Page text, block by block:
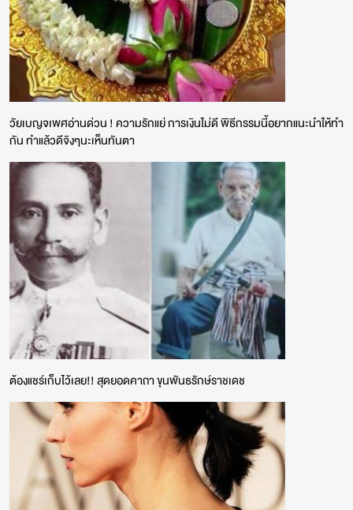
วัยเบญจเพศอ่านด่วน ! ความรักแย่ การเงินไม่ดี พิธีกรรมนี้อยากแนะนำให้ทำ
กัน ทำแล้วดีจิงๆนะเห็นทันตา
ต้องแชร์เก็บไว้เลย!! สุดยอดคาถา ขุนพันธรักษ์ราชเดช